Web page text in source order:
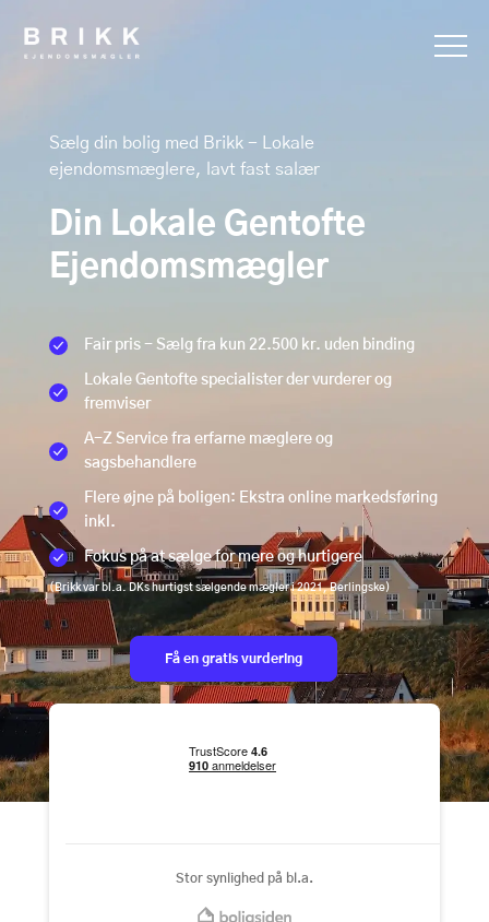
Sælg din bolig med Brikk - Lokale
ejendomsmæglere, lavt fast salær
Din Lokale Gentofte
Ejendomsmægler
Fair pris - Sælg fra kun 22.500 kr. uden binding
Lokale Gentofte specialister der vurderer og
fremviser
A-Z Service fra erfarne mæglere og
sagsbehandlere
Flere øjne på boligen: Ekstra online markedsføring
inkl.
Fokus på at sælge for mere og hurtigere
(Brikk var bl.a. DKs hurtigst sælgende mægler i 2021, Berlingske)
Få en gratis vurdering
Stor synlighed på bl.a.